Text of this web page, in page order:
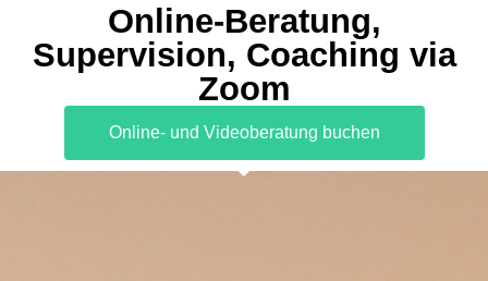
Online-Beratung,
Supervision, Coaching via
Zoom
Online- und Videoberatung buchen